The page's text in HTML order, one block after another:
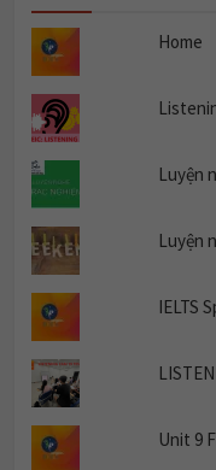
Home
Luyện
Luyện
IELTS
Unit 9